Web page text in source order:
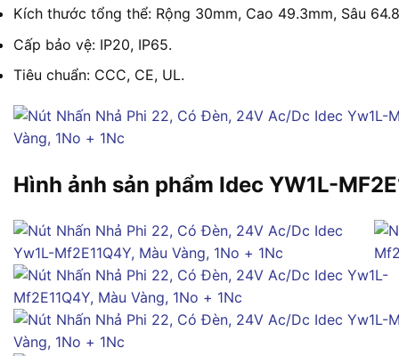
Kích thước tổng thể: Rộng 30mm, Cao 49.3mm, Sâu
Cấp bảo vệ: IP20, IP65.
Tiêu chuẩn: CCC, CE, UL.
Hình ảnh sản phẩm Idec YW1L-